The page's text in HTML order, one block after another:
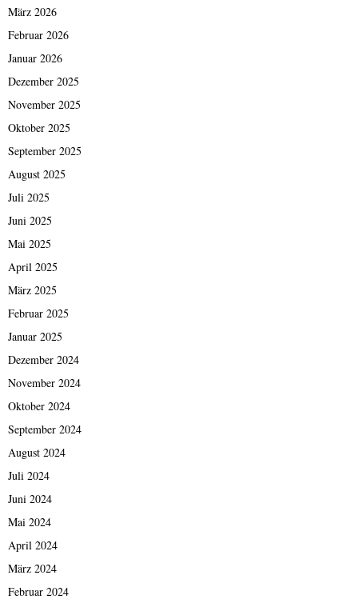
März 2026
Februar 2026
Januar 2026
Dezember 2025
November 2025
Oktober 2025
September 2025
August 2025
Juli 2025
Juni 2025
Mai 2025
April 2025
März 2025
Februar 2025
Januar 2025
Dezember 2024
November 2024
Oktober 2024
September 2024
August 2024
Juli 2024
Juni 2024
Mai 2024
April 2024
März 2024
Februar 2024